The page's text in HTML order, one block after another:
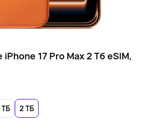
17 Pro Max 2 Тб eSIM,
ТБ 2 ТБ